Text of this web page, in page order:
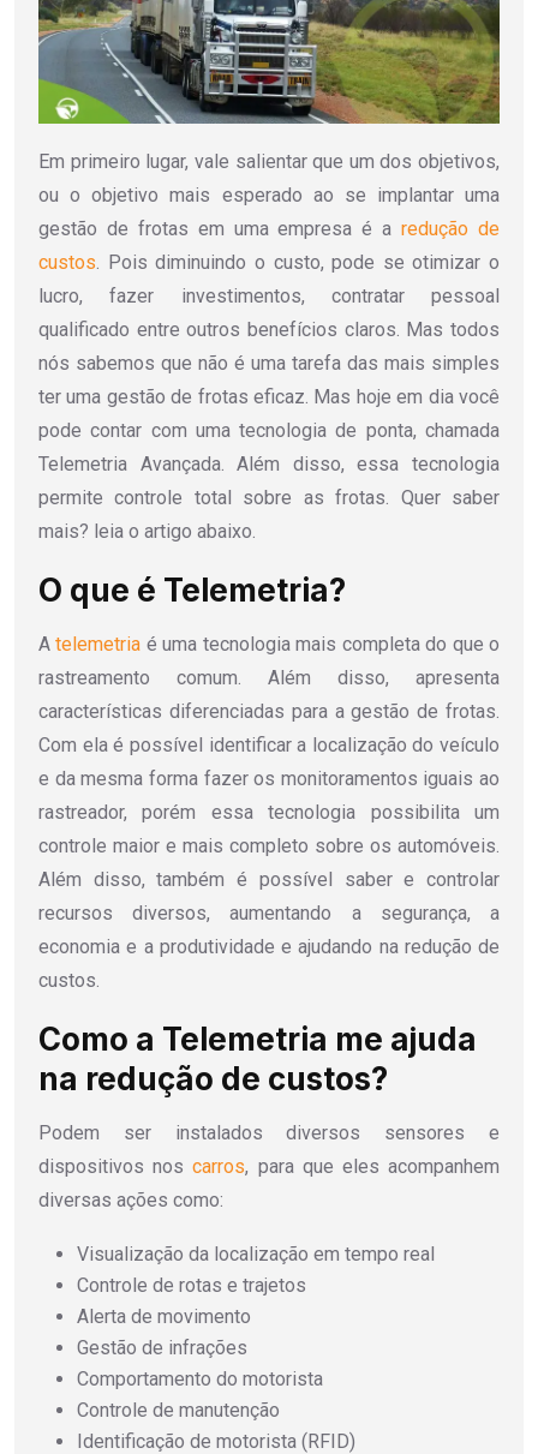
Em primeiro lugar, vale salientar que um dos objetivos,
ou o objetivo mais esperado ao se implantar uma
gestão de frotas em uma empresa é aredução de
custos. Pois diminuindo o custo, pode se otimizar o
lucro, fazer investimentos, contratar pessoal
qualificado entre outros benefícios claros. Mas todos
nós sabemos que não é uma tarefa das mais simples
ter uma gestão de frotas eficaz. Mas hoje em dia você
pode contar com uma tecnologia de ponta, chamada
Telemetria Avançada. Além disso, essa tecnologia
permite controle total sobre as frotas. Quer saber
mais? leia o artigo abaixo.
O que é Telemetria?
Atelemetria é uma tecnologia mais completa do que o
rastreamento comum. Além disso, apresenta
características diferenciadas para a gestão de frotas.
Com ela é possível identificar a localização do veículo
e da mesma forma fazer os monitoramentos iguais ao
rastreador, porém essa tecnologia possibilita um
controle maior e mais completo sobre os automóveis.
Além disso, também é possível saber e controlar
recursos diversos, aumentando a segurança, a
economia e a produtividade e ajudando na redução de
custos.
Como a Telemetria me ajuda
na redução de custos?
Podem ser instalados diversos sensores e
dispositivos noscarros, para que eles acompanhem
diversas ações como:
Visualização da localização em tempo real
Controle de rotas e trajetos
Alerta de movimento
Gestão de infrações
Comportamento do motorista
Controle de manutenção
Identificação de motorista (RFID)